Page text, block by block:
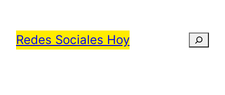
contenido
Redes Sociales Hoy